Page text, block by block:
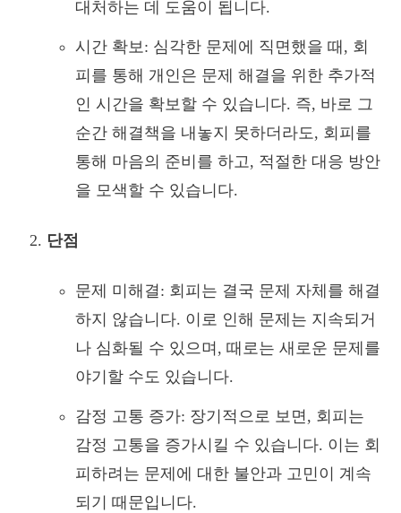
대처하는 데 도움이 됩니다.
시간 확보: 심각한 문제에 직면했을 때, 회
피를 통해 개인은 문제 해결을 위한 추가적
인 시간을 확보할 수 있습니다. 즉, 바로 그
순간 해결책을 내놓지 못하더라도, 회피를
통해 마음의 준비를 하고, 적절한 대응 방안
을 모색할 수 있습니다.
단점
문제 미해결: 회피는 결국 문제 자체를 해결
하지 않습니다. 이로 인해 문제는 지속되거
나 심화될 수 있으며, 때로는 새로운 문제를
야기할 수도 있습니다.
감정 고통 증가: 장기적으로 보면, 회피는
감정 고통을 증가시킬 수 있습니다. 이는 회
피하려는 문제에 대한 불안과 고민이 계속
되기 때문입니다.